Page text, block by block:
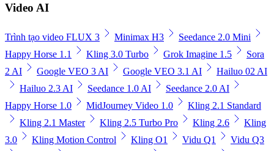
Video AI
Trình tạo video FLUX 3 Minimax H3
Seedance 2.0 Mini
Happy Horse 1.1
Kling 3.0 Turbo Grok Imagine 1.5
Sora
2 AI
Google VEO 3 AI Google VEO 3.1 AI
Hailuo 02 AI
Hailuo 2.3 AI
Seedance 1.0 AI
Seedance 2.0 AI
Happy Horse 1.0
MidJourney Video 1.0
Kling 2.1 Standard
Kling 2.1 Master
Kling 2.5 Turbo Pro Kling 2.6
Kling
3.0
Kling Motion Control Kling O1 Vidu Q1
Vidu Q3